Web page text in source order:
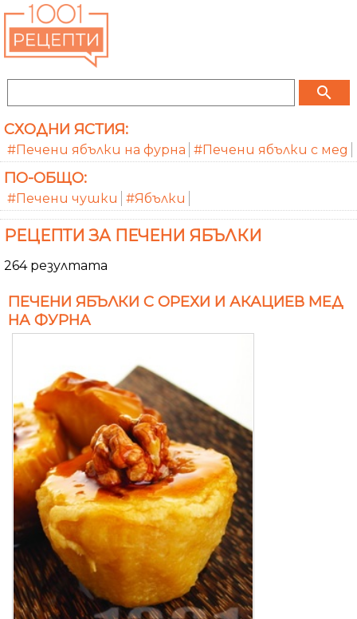
search
СХОДНИ ЯСТИЯ:
#Печени ябълки на фурна #Печени ябълки с мед
ПО-ОБЩО:
#Печени чушки #Ябълки
РЕЦЕПТИ ЗА ПЕЧЕНИ ЯБЪЛКИ
264 резултата
ПЕЧЕНИ ЯБЪЛКИ С ОРЕХИ И АКАЦИЕВ МЕД
НА ФУРНА